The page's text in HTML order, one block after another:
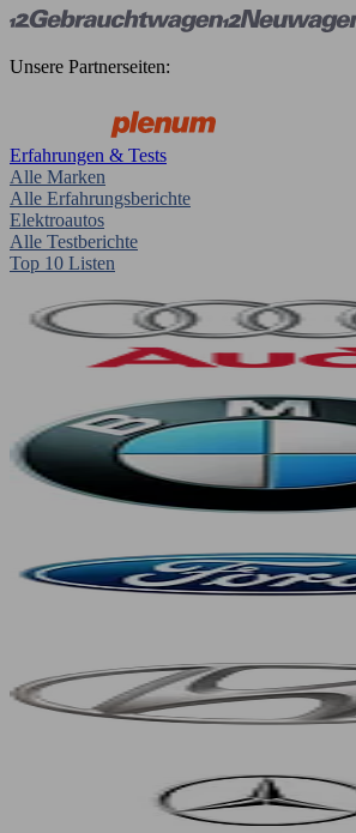
Unsere Partnerseiten:
Erfahrungen & Tests
Alle Marken
Alle Erfahrungsberichte
Elektroautos
Alle Testberichte
Top 10 Listen